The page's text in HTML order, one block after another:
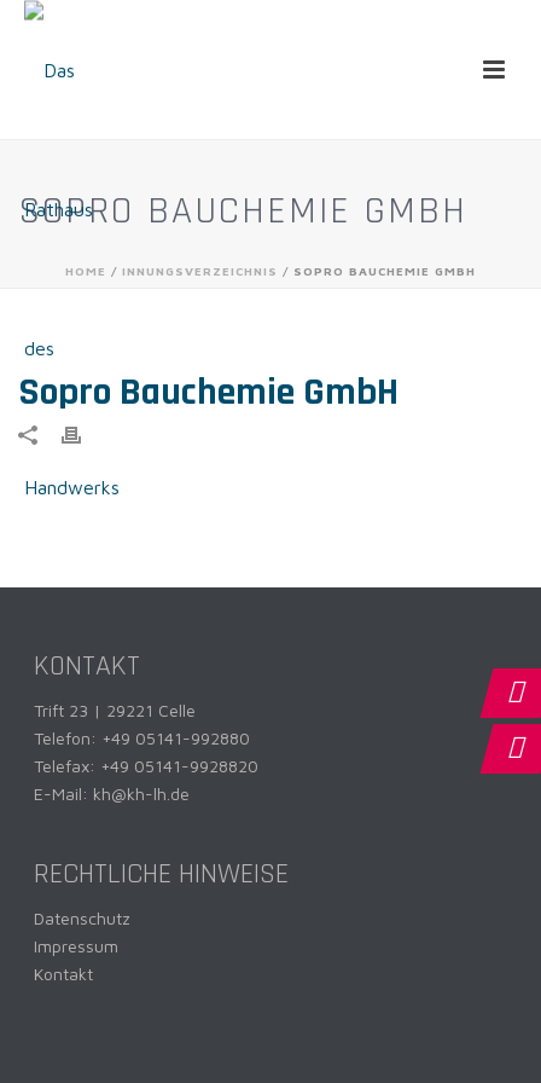
SOPRO BAUCHEMIE GMBH
HOME / INNUNGSVERZEICHNIS / SOPRO BAUCHEMIE GMBH
Sopro Bauchemie GmbH
KONTAKT
Trift 23 | 29221 Celle
Telefon: +49 05141-992880
Telefax: +49 05141-9928820
E-Mail: kh@kh-lh.de
RECHTLICHE HINWEISE
Datenschutz
Impressum
Kontakt